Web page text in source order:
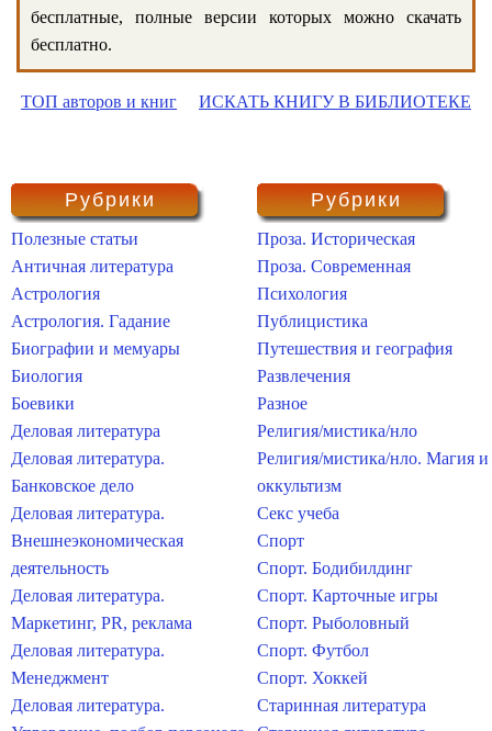
бесплатные, полные версии которых можно скачать
бесплатно.
ТОП авторов и книг ИСКАТЬ КНИГУ В БИБЛИОТЕКЕ
Рубрики
Полезные статьи
Античная литература
Астрология
Астрология. Гадание
Биографии и мемуары
Биология
Боевики
Деловая литература
Деловая литература.
Банковское дело
Деловая литература.
Внешнеэкономическая
деятельность
Деловая литература.
Маркетинг, PR, реклама
Деловая литература.
Менеджмент
Деловая литература.
Рубрики
Проза. Историческая
Проза. Современная
Психология
Публицистика
Путешествия и география
Развлечения
Разное
Религия/мистика/нло
Религия/мистика/нло. Магия и
оккультизм
Секс учеба
Спорт
Спорт. Бодибилдинг
Спорт. Карточные игры
Спорт. Рыболовный
Спорт. Футбол
Спорт. Хоккей
Старинная литература